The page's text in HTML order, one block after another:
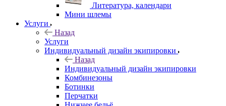
Литература, календари
Мини шлемы
Услуги
Назад
Услуги
Индивидуальный дизайн экипировки
Назад
Индивидуальный дизайн экипировки
Комбинезоны
Ботинки
Перчатки